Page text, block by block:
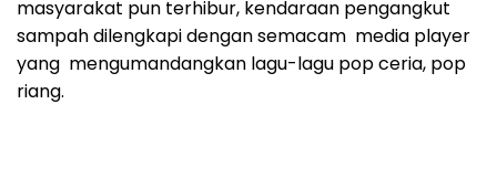
masyarakat pun terhibur, kendaraan pengangkut
sampah dilengkapi dengan semacam media player
yang mengumandangkan lagu-lagu pop ceria, pop
riang.